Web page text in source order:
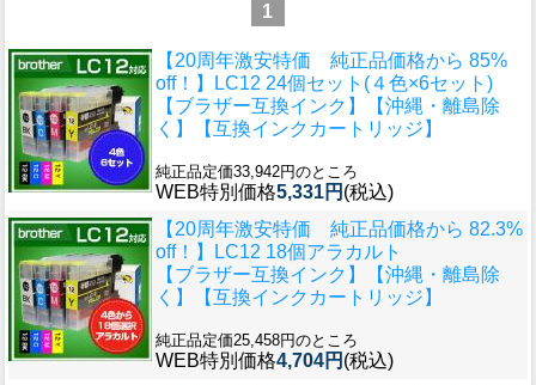
1
【20周年激安特価 純正品価格から 85%
off！】
LC12 24個セット(４色×6セット)
【ブラザー互換インク】【沖縄・離島除
く】【互換インクカートリッジ】
純正品定価33,942円のところ
WEB特別価格5,331円 (税込)
【20周年激安特価 純正品価格から 82.3%
off！】
LC12 18個アラカルト
【ブラザー互換インク】【沖縄・離島除
く】【互換インクカートリッジ】
純正品定価25,458円のところ
WEB特別価格4,704円 (税込)